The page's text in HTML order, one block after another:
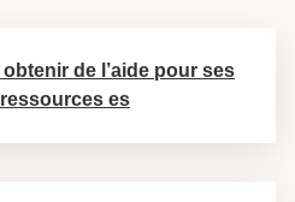
de l’aide pour ses
es